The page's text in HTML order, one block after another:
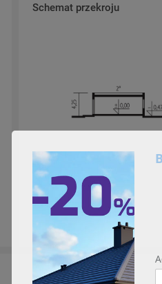
Schemat przekroju